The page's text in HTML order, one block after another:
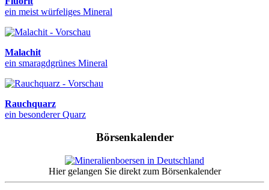
ein meist würfeliges Mineral
Malachit
ein smaragdgrünes Mineral
Rauchquarz
ein besonderer Quarz
Börsenkalender
Hier gelangen Sie direkt zum Börsenkalender